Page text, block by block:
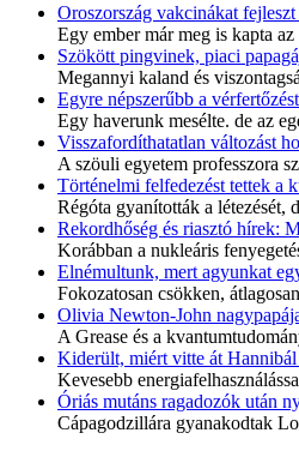
Oroszország vakcinákat
Egy ember már meg is kapta az
Szökött pingvinek, piaci
Megannyi kaland és
Egyre népszerűbb a
Egy haverunk mesélte. de az
Visszafordíthatatlan változást
A szöuli egyetem professzora
Történelmi felfedezést tettek a
Régóta gyanították a létezését,
Rekordhőség és riasztó hírek:
Korábban a nukleáris
Elnémultunk, mert agyunkat
Fokozatosan csökken,
Olivia Newton-John
A Grease és a
Kiderült, miért vitte át
Kevesebb
Óriás mutáns ragadozók után
Cápagodzillára gyanakodtak